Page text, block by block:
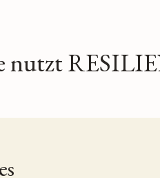
nutzt